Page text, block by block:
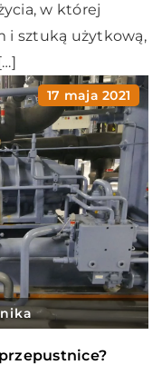
w której
i sztuką użytkową,
17 maja 2021